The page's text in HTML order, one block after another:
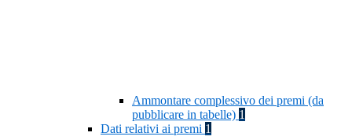
Ammontare complessivo dei premi (da
pubblicare in tabelle) 1
Dati relativi ai premi 1